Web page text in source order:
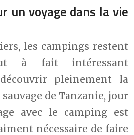
un voyage dans la vie
les campings restent
à fait intéressant
pleinement la
de Tanzanie, jour
avec le camping est
nécessaire de faire